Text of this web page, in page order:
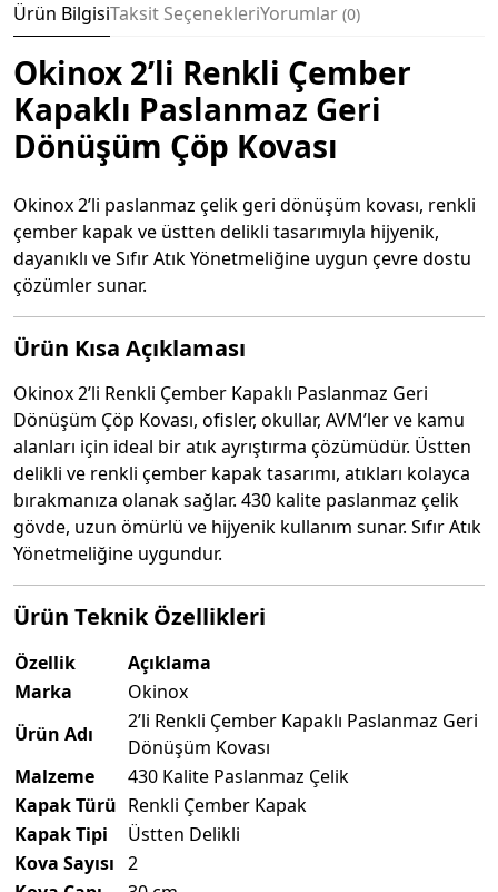
Ürün BilgisiTaksit SeçenekleriYorumlar 0
Okinox 2’li Renkli Çember
Kapaklı Paslanmaz Geri
Dönüşüm Çöp Kovası
Okinox 2’li paslanmaz çelik geri dönüşüm kovası, renkli
çember kapak ve üstten delikli tasarımıyla hijyenik,
dayanıklı ve Sıfır Atık Yönetmeliğine uygun çevre dostu
çözümler sunar.
Ürün Kısa Açıklaması
Okinox 2’li Renkli Çember Kapaklı Paslanmaz Geri
Dönüşüm Çöp Kovası, ofisler, okullar, AVM’ler ve kamu
alanları için ideal bir atık ayrıştırma çözümüdür. Üstten
delikli ve renkli çember kapak tasarımı, atıkları kolayca
bırakmanıza olanak sağlar. 430 kalite paslanmaz çelik
gövde, uzun ömürlü ve hijyenik kullanım sunar. Sıfır Atık
Yönetmeliğine uygundur.
Ürün Teknik Özellikleri
Özellik
Açıklama
Marka
Okinox
Ürün Adı
2’li Renkli Çember Kapaklı Paslanmaz Geri
Dönüşüm Kovası
Malzeme
430 Kalite Paslanmaz Çelik
Kapak Türü Renkli Çember Kapak
Kapak Tipi
Üstten Delikli
Kova Sayısı 2